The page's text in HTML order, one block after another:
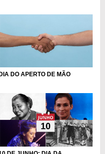
DIA DO APERTO DE MÃO